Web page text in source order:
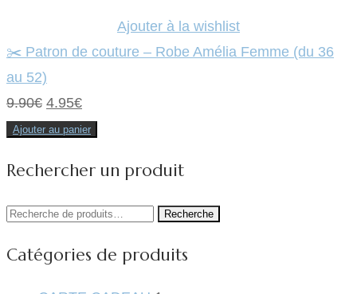
Ajouter à la wishlist
✂️ Patron de couture – Robe Amélia Femme (du 36
au 52)
9.90€ Le
prix
était :
9.90€.
4.95€Le
prix
est :
4.95€.
Ajouter au panier
Rechercher un produit
Recherche
Recherche
Catégories de produits